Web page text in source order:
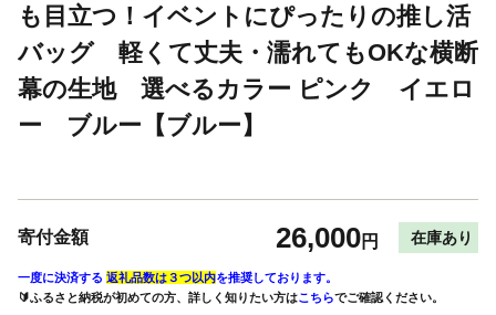
も目立つ！イベントにぴったりの推し活
バッグ 軽くて丈夫・濡れてもOKな横断
幕の生地 選べるカラー ピンク イエロ
ー ブルー【ブルー】
寄付金額 26,000円 在庫あり
一度に決済する 返礼品数は３つ以内を推奨しております。
🔰ふるさと納税が初めての方、詳しく知りたい方はこちらでご確認ください。